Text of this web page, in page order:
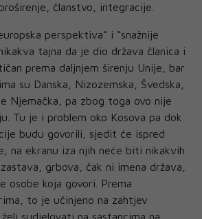
članstvo, integracije.
perspektiva” i “snažnije
tajna da je dio država članica i
prema daljnjem širenju Unije, bar
su Danska, Nizozemska, Švedska,
Njemačka, pa zbog toga ovo nije
Tu je i problem oko Kosova pa dok
budu govorili, sjedit će ispred
na ekranu iza njih neće biti nikakvih
grbova, čak ni imena država,
osobe koja govori. Prema
to je učinjeno na zahtjev
sudjelovati na sastancima na